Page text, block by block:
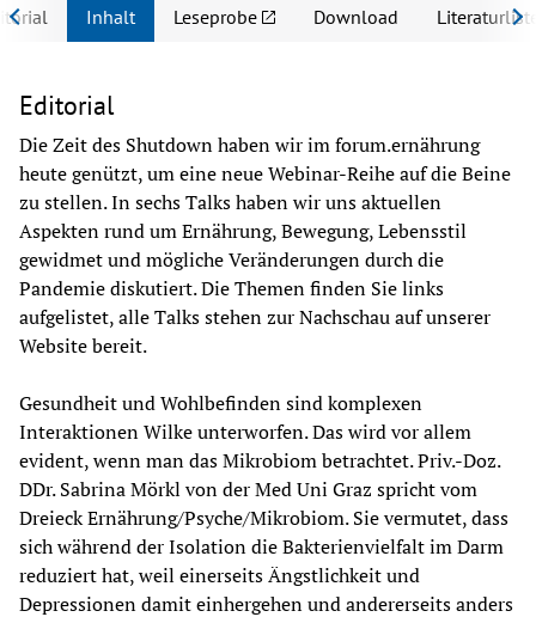
Inhalt Leseprobe Download
Editorial
Die Zeit des Shutdown haben wir im forum.ernährung
heute genützt, um eine neue Webinar-Reihe auf die Beine
zu stellen. In sechs Talks haben wir uns aktuellen
Aspekten rund um Ernährung, Bewegung, Lebensstil
gewidmet und mögliche Veränderungen durch die
Pandemie diskutiert. Die Themen finden Sie links
aufgelistet, alle Talks stehen zur Nachschau auf unserer
Website bereit.
Gesundheit und Wohlbefinden sind komplexen
Interaktionen Wilke unterworfen. Das wird vor allem
evident, wenn man das Mikrobiom betrachtet. Priv.-Doz.
DDr. Sabrina Mörkl von der Med Uni Graz spricht vom
Dreieck Ernährung/Psyche/Mikrobiom. Sie vermutet, dass
sich während der Isolation die Bakterienvielfalt im Darm
reduziert hat, weil einerseits Ängstlichkeit und
Depressionen damit einhergehen und andererseits anders